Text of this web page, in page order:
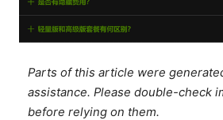
Parts of this article were
assistance. Please double-check
before relying on them.